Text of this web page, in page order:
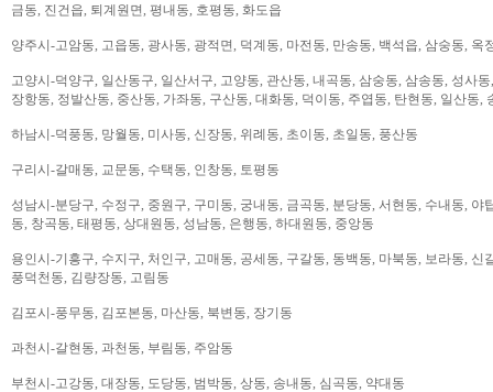
금동, 진건읍, 퇴계원면, 평내동, 호평동, 화도읍
양주시-고암동, 고읍동, 광사동, 광적면, 덕계동, 마전동, 만송동, 백석읍, 삼숭동, 옥
고양시-덕양구, 일산동구, 일산서구, 고양동, 관산동, 내곡동, 삼숭동, 삼송동, 성사
장항동, 정발산동, 중산동, 가좌동, 구산동, 대화동, 덕이동, 주엽동, 탄현동, 일산동,
하남시-덕풍동, 망월동, 미사동, 신장동, 위례동, 초이동, 초일동, 풍산동
구리시-갈매동, 교문동, 수택동, 인창동, 토평동
성남시-분당구, 수정구, 중원구, 구미동, 궁내동, 금곡동, 분당동, 서현동, 수내동,
동, 창곡동, 태평동, 상대원동, 성남동, 은행동, 하대원동, 중앙동
용인시-기흥구, 수지구, 처인구, 고매동, 공세동, 구갈동, 동백동, 마북동, 보라동,
풍덕천동, 김량장동, 고림동
김포시-풍무동, 김포본동, 마산동, 북변동, 장기동
과천시-갈현동, 과천동, 부림동, 주암동
부천시-고강동, 대장동, 도당동, 범박동, 상동, 송내동, 심곡동, 약대동